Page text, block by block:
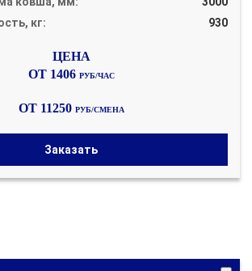
кг:
930
ОТ 1406 РУБ/ЧАС
ОТ 11250 РУБ/СМЕНА
Заказать